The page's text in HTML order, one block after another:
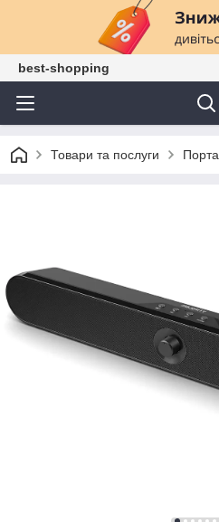
best-shopping
Товари та послуги